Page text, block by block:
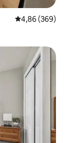
Gemiddelde
4,86 (369)